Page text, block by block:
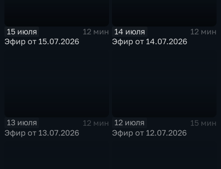
15 июля
12 мин
Эфир от 15.07.2026
14 июля
12 мин
Эфир от 14.07.2026
13 июля
12 мин
Эфир от 13.07.2026
12 июля
15 мин
Эфир от 12.07.2026